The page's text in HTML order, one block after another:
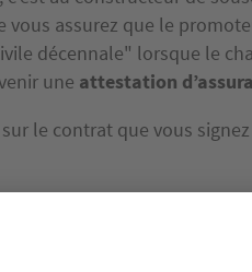
assurez que le
décennale" lorsque le
une attestation
le contrat que vous signez
assurer que les défauts